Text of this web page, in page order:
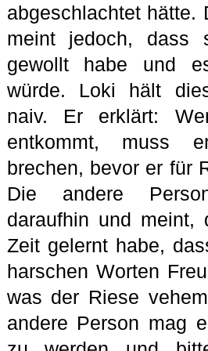
abgeschlachtet hätte.
meint jedoch, dass
gewollt habe und
würde. Loki hält
naiv. Er erklärt:
entkommt, muss
brechen, bevor er für
Die andere
daraufhin und
Zeit gelernt habe,
harschen Worten
was der Riese
andere Person mag